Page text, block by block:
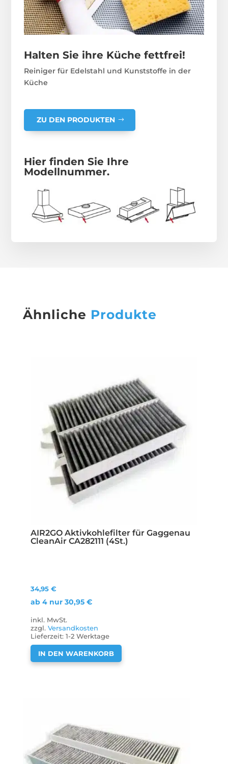
Halten Sie ihre Küche fettfrei!
Reiniger für Edelstahl und Kunststoffe in der
Küche
ZU DEN PRODUKTEN
Hier finden Sie Ihre
Modellnummer.
Ähnliche Produkte
AIR2GO Aktivkohlefilter für Gaggenau
CleanAir CA282111 (4St.)
34,95 €
ab 4 nur 30,95 €
inkl. MwSt.
zzgl. Versandkosten
Lieferzeit: 1-2 Werktage
IN DEN WARENKORB